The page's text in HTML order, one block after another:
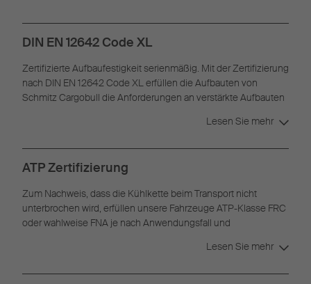
DIN EN 12642 Code XL
Zertifizierte Aufbaufestigkeit serienmäßig. Mit der Zertifizierung
nach DIN EN 12642 Code XL erfüllen die Aufbauten von
Schmitz Cargobull die Anforderungen an verstärkte Aufbauten
Lesen Sie mehr
ATP Zertifizierung
Zum Nachweis, dass die Kühlkette beim Transport nicht
unterbrochen wird, erfüllen unsere Fahrzeuge ATP-Klasse FRC
oder wahlweise FNA je nach Anwendungsfall und
Lesen Sie mehr